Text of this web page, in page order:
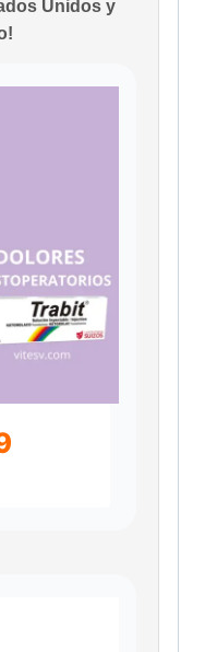
Unidos y